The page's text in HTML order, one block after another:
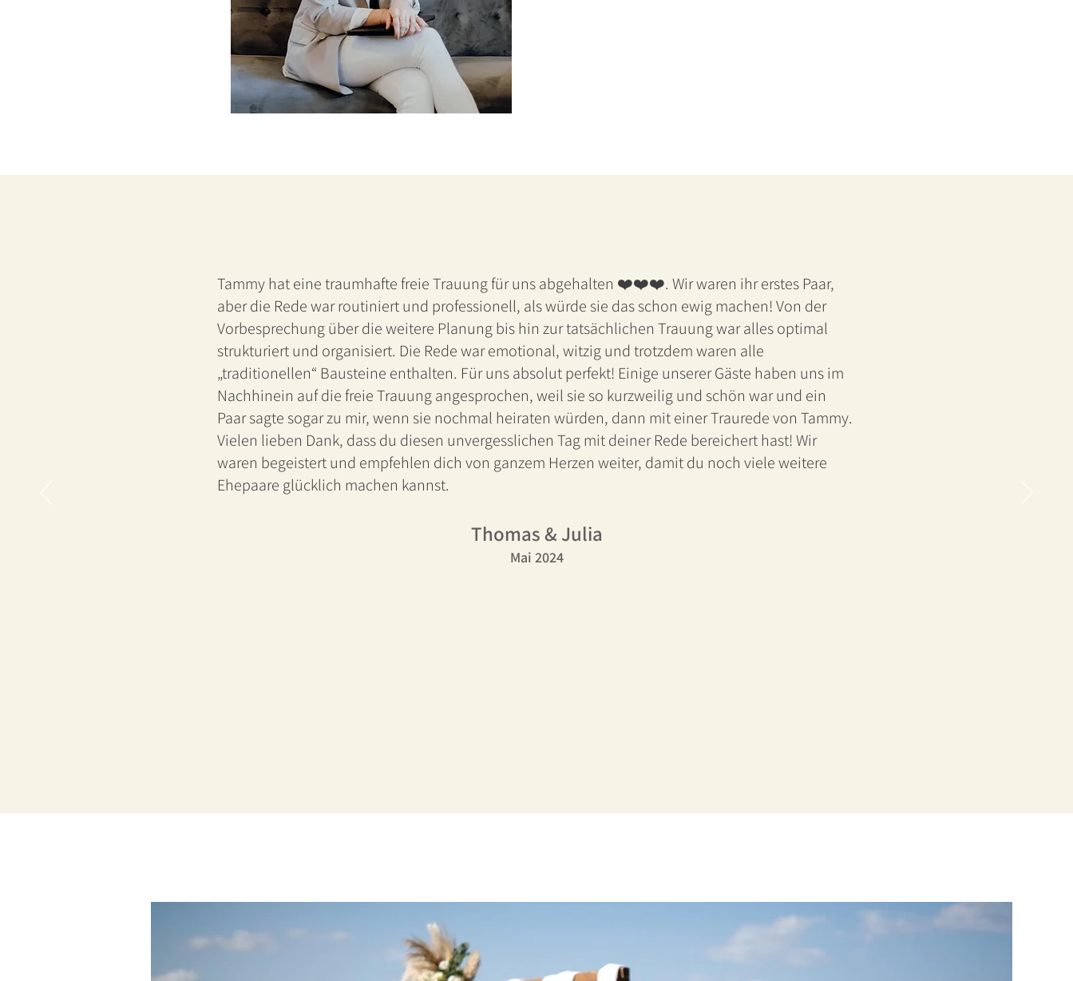
Tammy hat eine traumhafte freie Trauung für uns abgehalten ❤️❤️❤️. Wir waren ihr erstes Paar,
aber die Rede war routiniert und professionell, als würde sie das schon ewig machen! Von der
Vorbesprechung über die weitere Planung bis hin zur tatsächlichen Trauung war alles optimal
strukturiert und organisiert. Die Rede war emotional, witzig und trotzdem waren alle
„traditionellen“ Bausteine enthalten. Für uns absolut perfekt! Einige unserer Gäste haben uns im
Nachhinein auf die freie Trauung angesprochen, weil sie so kurzweilig und schön war und ein
Paar sagte sogar zu mir, wenn sie nochmal heiraten würden, dann mit einer Traurede von Tammy.
Vielen lieben Dank, dass du diesen unvergesslichen Tag mit deiner Rede bereichert hast! Wir
waren begeistert und empfehlen dich von ganzem Herzen weiter, damit du noch viele weitere
Ehepaare glücklich machen kannst.
Thomas & Julia
Mai 2024